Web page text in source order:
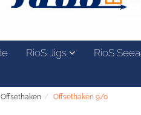
RioS Jigs RioS
Offsethaken Offsethaken 9/0